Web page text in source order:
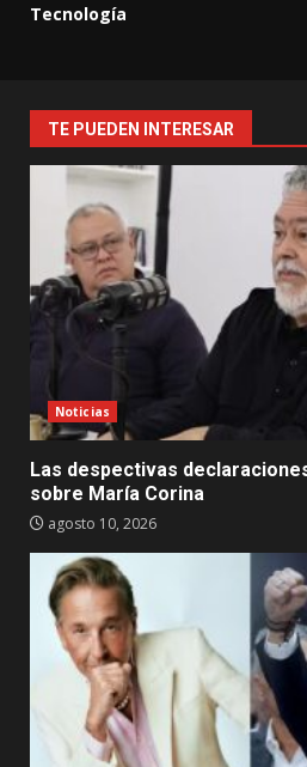
Tecnología
TE PUEDEN INTERESAR
Noticias
Las despectivas
sobre María Corina
agosto 10, 2026